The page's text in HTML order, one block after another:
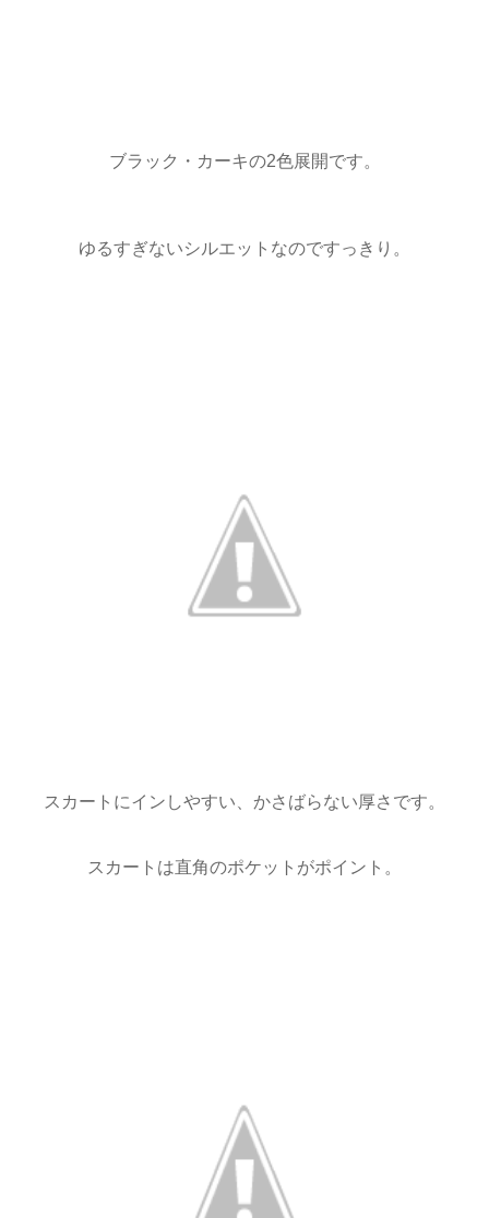
ブラック・カーキの2色展開です。
ゆるすぎないシルエットなのですっきり。
スカートにインしやすい、かさばらない厚さです。
スカートは直角のポケットがポイント。